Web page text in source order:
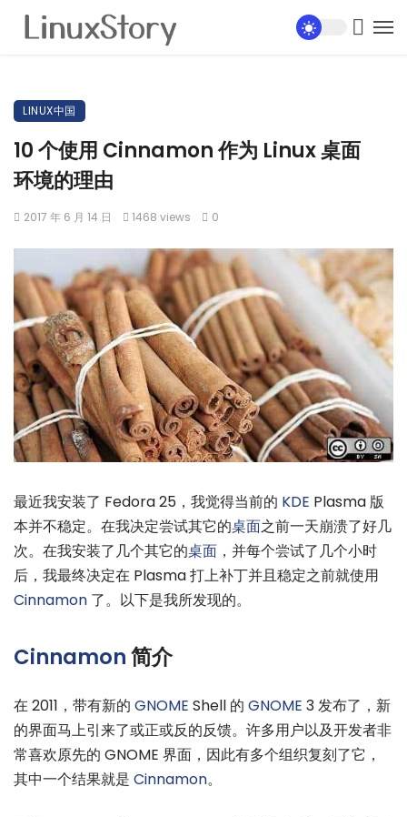
LINUX中国
10 个使用 Cinnamon 作为 Linux 桌面
环境的理由
2017 年 6 月 14 日 1468 views 0
最近我安装了 Fedora 25，我觉得当前的 KDE Plasma 版
本并不稳定。在我决定尝试其它的桌面之前一天崩溃了好几
次。在我安装了几个其它的桌面 ，并每个尝试了几个小时
后，我最终决定在 Plasma 打上补丁并且稳定之前就使用
Cinnamon 了。以下是我所发现的。
Cinnamon简介
在 2011，带有新的 GNOME Shell 的 GNOME 3 发布了，新
的界面马上引来了或正或反的反馈。许多用户以及开发者非
常喜欢原先的 GNOME 界面，因此有多个组织复刻了它，
其中一个结果就是 Cinnamon。